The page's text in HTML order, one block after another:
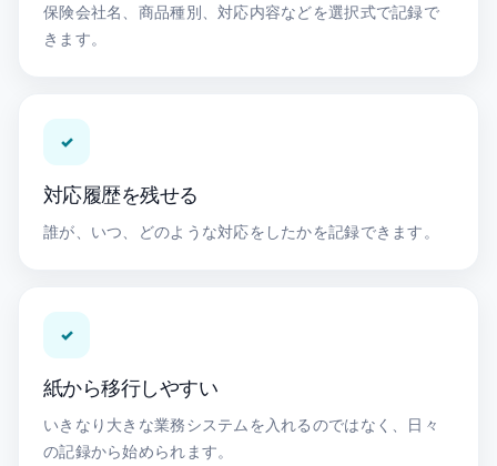
保険会社名、商品種別、対応内容などを選択式で記録で
きます。
✓
対応履歴を残せる
誰が、いつ、どのような対応をしたかを記録できます。
✓
紙から移行しやすい
いきなり大きな業務システムを入れるのではなく、日々
の記録から始められます。